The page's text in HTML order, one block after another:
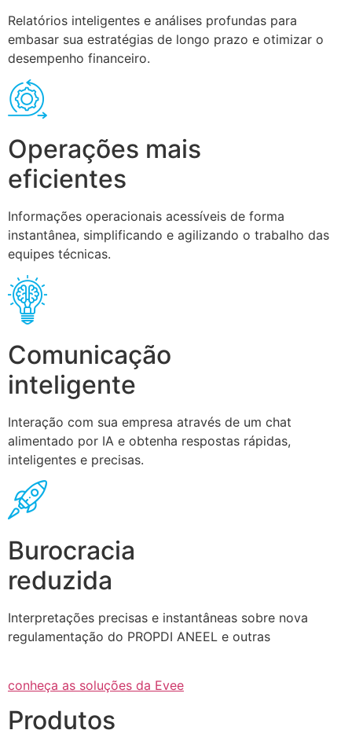
Relatórios inteligentes e análises profundas para
embasar sua estratégias de longo prazo e otimizar o
desempenho financeiro.
Operações mais
eficientes
Informações operacionais acessíveis de forma
instantânea, simplificando e agilizando o trabalho das
equipes técnicas.
Comunicação
inteligente
Interação com sua empresa através de um chat
alimentado por IA e obtenha respostas rápidas,
inteligentes e precisas.
Burocracia
reduzida
Interpretações precisas e instantâneas sobre nova
regulamentação do PROPDI ANEEL e outras
conheça as soluções da Evee
Produtos